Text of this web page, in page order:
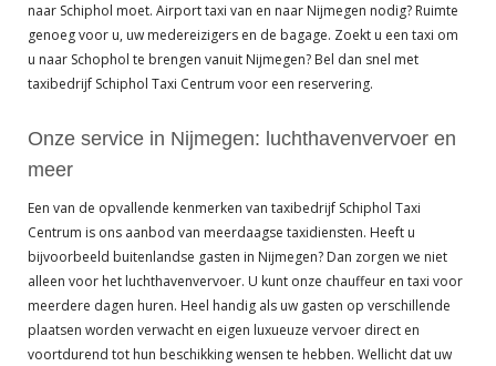
naar Schiphol moet. Airport taxi van en naar Nijmegen nodig? Ruimte
genoeg voor u, uw medereizigers en de bagage. Zoekt u een taxi om
u naar Schophol te brengen vanuit Nijmegen? Bel dan snel met
taxibedrijf Schiphol Taxi Centrum voor een reservering.
Onze service in Nijmegen: luchthavenvervoer en
meer
Een van de opvallende kenmerken van taxibedrijf Schiphol Taxi
Centrum is ons aanbod van meerdaagse taxidiensten. Heeft u
bijvoorbeeld buitenlandse gasten in Nijmegen? Dan zorgen we niet
alleen voor het luchthavenvervoer. U kunt onze chauffeur en taxi voor
meerdere dagen huren. Heel handig als uw gasten op verschillende
plaatsen worden verwacht en eigen luxueuze vervoer direct en
voortdurend tot hun beschikking wensen te hebben. Wellicht dat uw